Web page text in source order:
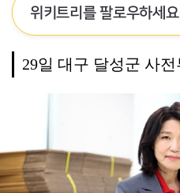
위키트리를 팔로우하세요
29일 대구 달성군 사